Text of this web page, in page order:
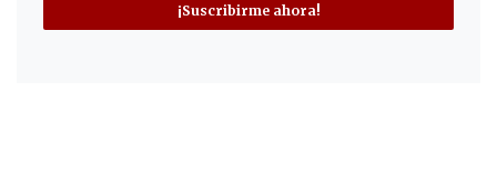
¡Suscribirme ahora!